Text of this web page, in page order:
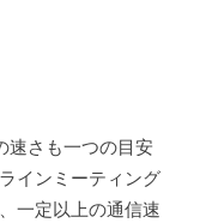
速さも一つの目安
インミーティング
一定以上の通信速